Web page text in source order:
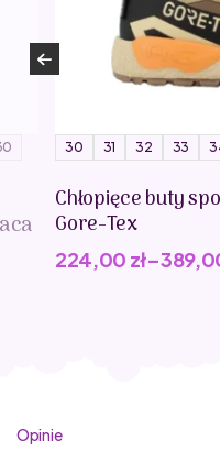
30 31 32 33
Chłopięce buty
Gore-Tex
224,00 zł–
Opinie